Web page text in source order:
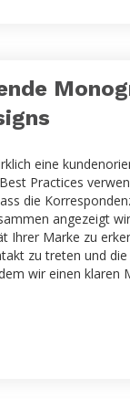
eine
Practices
die
angezeigt
Ihrer Marke zu
zu treten und
wir einen klaren